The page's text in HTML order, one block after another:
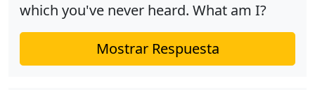
which you've never heard. What am I?
Mostrar Respuesta